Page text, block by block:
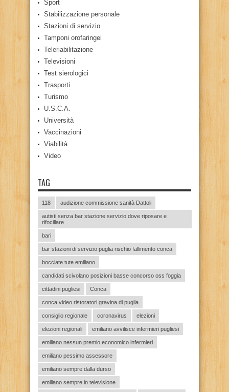
Sport
Stabilizzazione personale
Stazioni di servizio
Tamponi orofaringei
Teleriabilitazione
Televisioni
Test sierologici
Trasporti
Turismo
U.S.C.A.
Università
Vaccinazioni
Viabilità
Video
TAG
118 audizione commissione sanità Dattoli
autisti senza bar stazione servizio dove riposare e
rifocillare
bari
bar stazioni di servizio puglia rischio fallimento conca
bocciate tute emiliano
candidati scivolano posizioni basse concorso oss foggia
cittadini pugliesi Conca
conca video ristoratori gravina di puglia
consiglio regionale coronavirus elezioni
elezioni regionali emiliano avvilisce infermieri pugliesi
emiliano nessun premio economico infermieri
emiliano pessimo assessore
emiliano sempre dalla durso
emiliano sempre in televisione